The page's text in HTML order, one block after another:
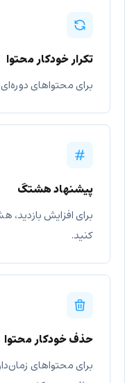
تکرار خودکار محتوا
برای محتواهای
پیشنهاد هشتگ
برای افزایش
کنید.
حذف خودکار محتوا
برای محتواهای